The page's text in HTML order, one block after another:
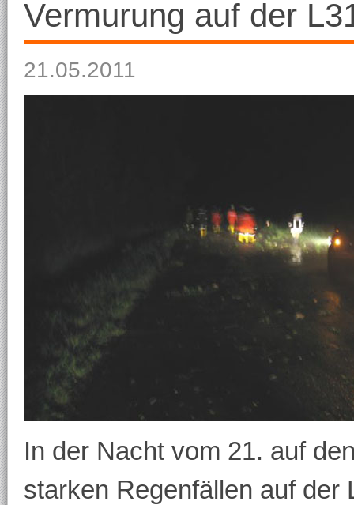
Vermurung auf der
21.05.2011
In der Nacht vom 21. auf
starken Regenfällen auf